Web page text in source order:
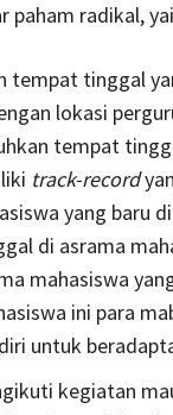
paham radikal,
tempat tinggal
lokasi
tempat
track-record
yang baru
di asrama
mahasiswa
ini para
untuk
kegiatan